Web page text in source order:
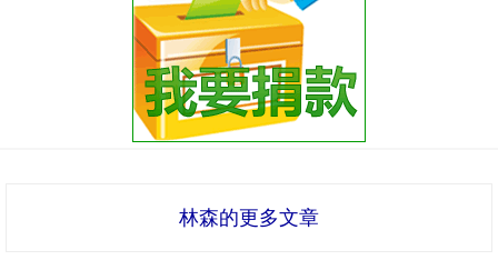
林森的更多文章